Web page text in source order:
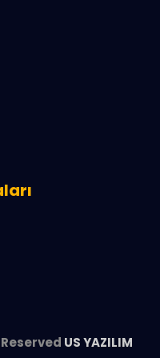
US YAZILIM